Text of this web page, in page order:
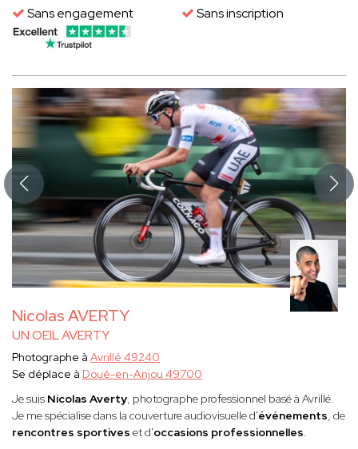
Sans engagement
Sans inscription
Nicolas AVERTY
UN OEIL AVERTY
Photographe à Avrillé 49240
Se déplace à Doué-en-Anjou 49700
Je suis Nicolas Averty, photographe professionnel basé à Avrillé.
Je me spécialise dans la couverture audiovisuelle d'événements, de
rencontres sportives et d'occasions professionnelles.